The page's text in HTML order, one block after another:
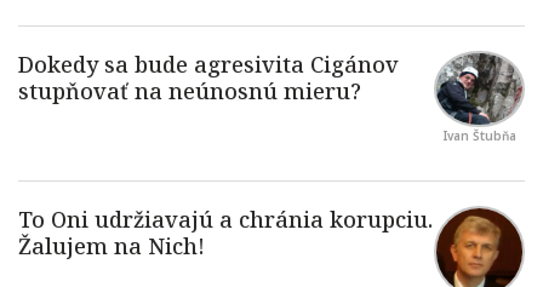
Ivan Štubňa